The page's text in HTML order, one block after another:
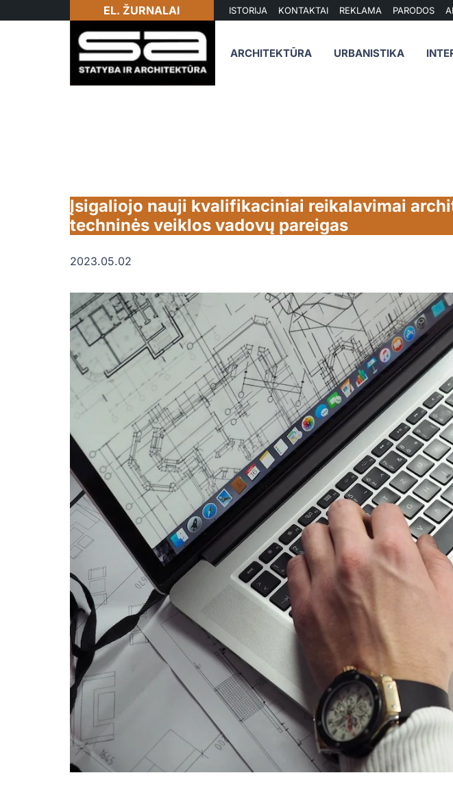
EL. ŽURNALAI ISTORIJA KONTAKTAI REKLAMA PARODOS
ARCHITEKTŪRA URBANISTIKA
Įsigaliojo nauji kvalifikaciniai reikalavimai
techninės veiklos vadovų pareigas
2023.05.02